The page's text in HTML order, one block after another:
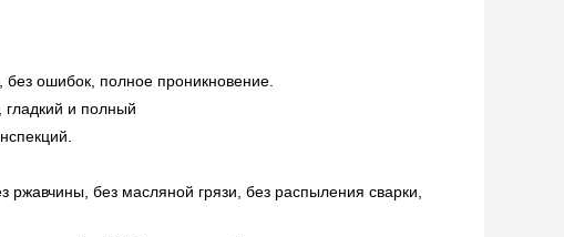
без ошибок, полное проникновение.
гладкий и полный
ржавчины, без масляной грязи, без распыления сварки,